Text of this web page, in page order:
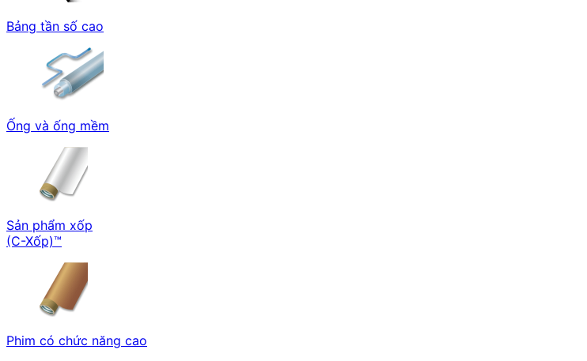
Bảng tần số cao
Ống và ống mềm
Sản phẩm xốp
(C-Xốp)™
Phim có chức năng cao